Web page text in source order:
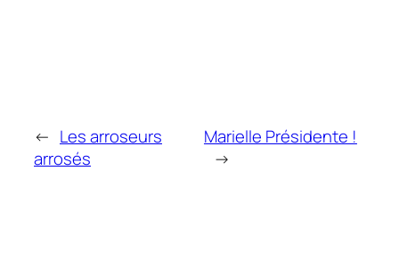
← Les arroseurs
arrosés
Marielle Présidente !
→